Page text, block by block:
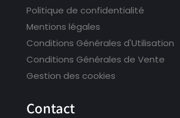
Politique de confidentialité
Mentions légales
Conditions Générales d'Utilisation
Conditions Générales de Vente
Gestion des cookies
Contact